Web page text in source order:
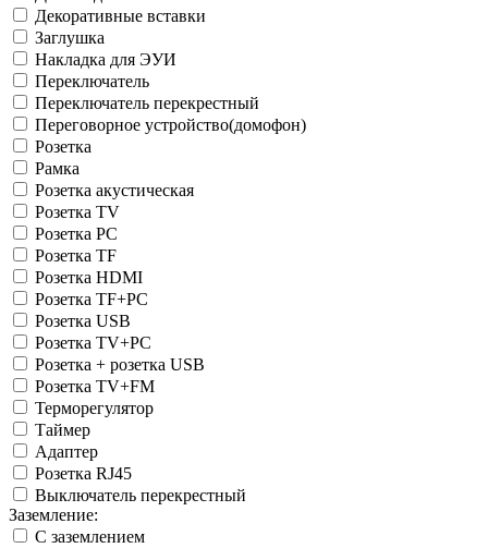
Декоративные вставки
Заглушка
Накладка для ЭУИ
Переключатель
Переключатель перекрестный
Переговорное устройство(домофон)
Розетка
Рамка
Розетка акустическая
Розетка TV
Розетка PC
Розетка TF
Розетка HDMI
Розетка TF+PC
Розетка USB
Розетка TV+PC
Розетка + розетка USB
Розетка TV+FM
Терморегулятор
Таймер
Адаптер
Розетка RJ45
Выключатель перекрестный
Заземление:
С заземлением